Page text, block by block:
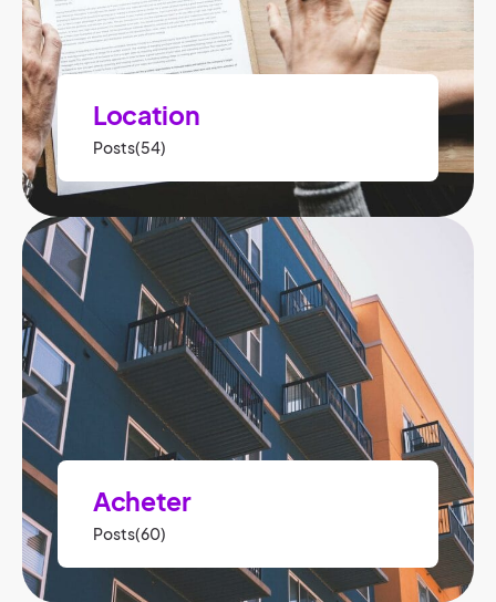
Location
Posts(54)
Acheter
Posts(60)